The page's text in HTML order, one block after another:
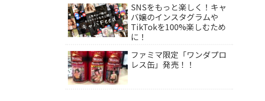
SNSをもっと楽しく！キャ
バ嬢のインスタグラムや
TikTokを100%楽しむため
に！
ファミマ限定「ワンダプロ
レス缶」発売！！